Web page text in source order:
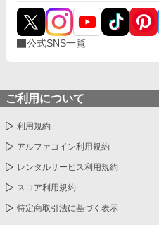
公式SNS一覧
ご利用について
利用規約
アルファコイン利用規約
レンタルサービス利用規約
スコア利用規約
特定商取引法に基づく表示